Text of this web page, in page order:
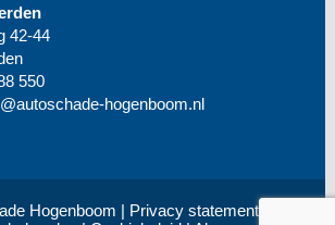
42-44
550
hogenboom.nl
Hogenboom | Privacy statement